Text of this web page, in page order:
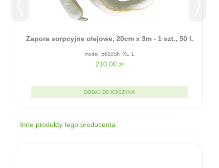
Zapora sorpcyjne olejowe, 20cm x 3m - 1 szt., 50 l.
B810SN-XL-1
210,00 zł
DODAJ DO KOSZYKA
Inne produkty tego producenta